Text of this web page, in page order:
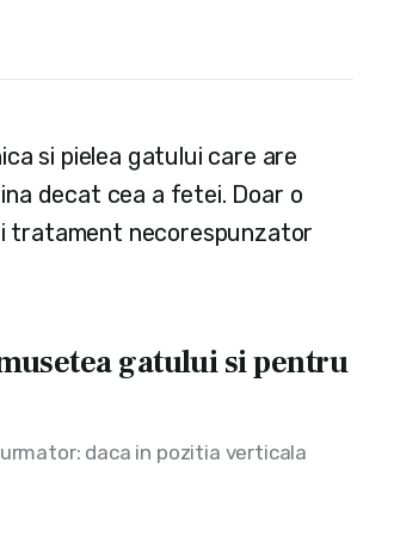
si pielea gatului care are
decat cea a fetei. Doar o
tratament necorespunzator
gatului si pentru
daca in pozitia verticala